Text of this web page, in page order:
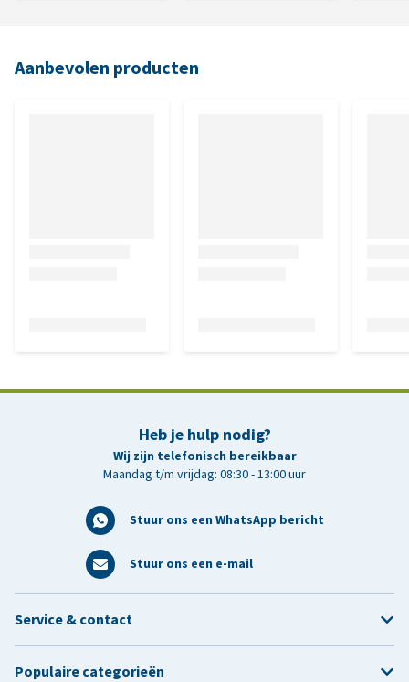
Aanbevolen producten
Heb je hulp nodig?
Wij zijn telefonisch bereikbaar
Maandag t/m vrijdag: 08:30 - 13:00 uur
Stuur ons een WhatsApp bericht
Stuur ons een e-mail
Service & contact
Populaire categorieën